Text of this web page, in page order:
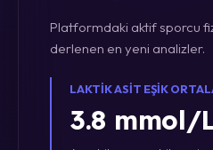
Platformdaki aktif sporcu
derlenen en yeni analizler.
LAKTIK ASIT EŞIK
3.8 mmol/